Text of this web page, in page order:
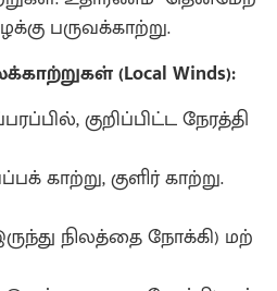
பருவக்காற்று.
(Local Winds):
குறிப்பிட்ட நேரத்தி
காற்று, குளிர் காற்று.
நிலத்தை நோக்கி) மற்